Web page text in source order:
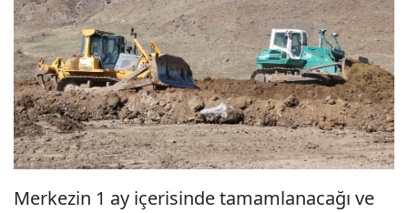
Merkezin 1 ay içerisinde tamamlanacağı ve